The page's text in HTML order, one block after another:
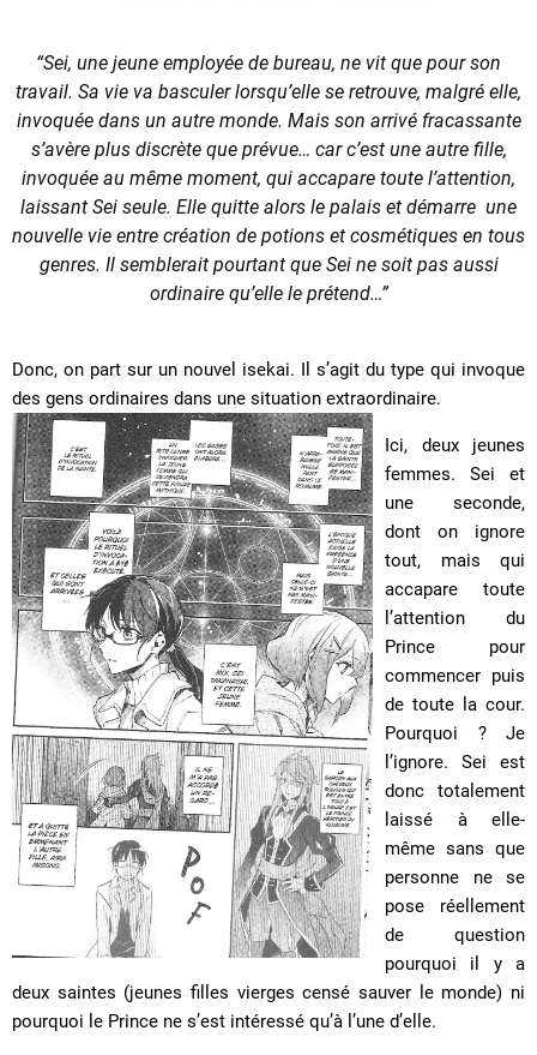
“Sei, une jeune employée de bureau, ne vit que pour son
travail. Sa vie va basculer lorsqu’elle se retrouve, malgré elle,
invoquée dans un autre monde. Mais son arrivé fracassante
s’avère plus discrète que prévue… car c’est une autre fille,
invoquée au même moment, qui accapare toute l’attention,
laissant Sei seule. Elle quitte alors le palais et démarre une
nouvelle vie entre création de potions et cosmétiques en tous
genres. Il semblerait pourtant que Sei ne soit pas aussi
ordinaire qu’elle le prétend…”
Donc, on part sur un nouvel isekai. Il s’agit du type qui invoque
des gens ordinaires dans une situation extraordinaire.
Ici, deux jeunes
femmes. Sei et
une seconde,
dont on ignore
tout, mais qui
accapare toute
l’attention du
Prince pour
commencer puis
de toute la cour.
Pourquoi ? Je
l’ignore. Sei est
donc totalement
laissé à elle-
même sans que
personne ne se
pose réellement
de question
pourquoi il y a
deux saintes (jeunes filles vierges censé sauver le monde) ni
pourquoi le Prince ne s’est intéressé qu’à l’une d’elle.